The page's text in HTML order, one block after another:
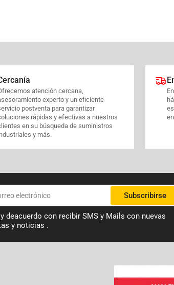
atención cercana,
experto y un eficiente
postventa para garantizar
rápidas y efectivas a nuestros
en su búsqueda de suministros
y más.
Subscribirse
deacuerdo con recibir SMS y Mails con nuevas
y noticias .